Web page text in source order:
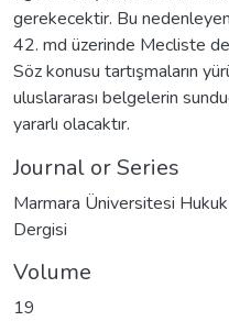
gerekecektir. Bu
42. md üzerinde Mecliste
Söz konusu tartışmaların
uluslararası belgelerin
yararlı olacaktır.
Journal or Series
Marmara Üniversitesi
Dergisi
Volume
19